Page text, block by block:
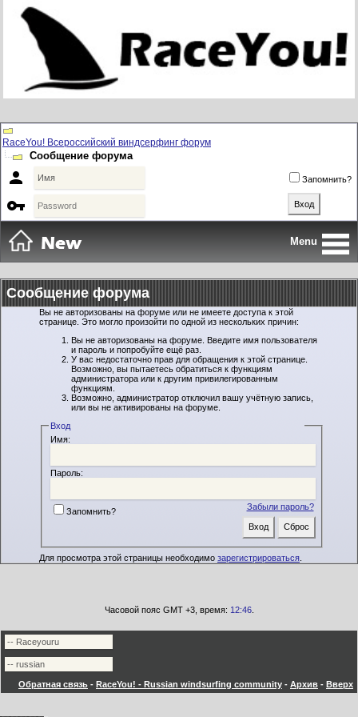
RaceYou! Всероссийский виндсерфинг форум
Сообщение форума
 Запомнить?

Menu
Сообщение форума
Вы не авторизованы на форуме или не имеете доступа к этой
странице. Это могло произойти по одной из нескольких причин:
Вы не авторизованы на форуме. Введите имя пользователя
и пароль и попробуйте ещё раз.
У вас недостаточно прав для обращения к этой странице.
Возможно, вы пытаетесь обратиться к функциям
администратора или к другим привилегированным
функциям.
Возможно, администратор отключил вашу учётную запись,
или вы не активированы на форуме.
Вход
Имя:
Пароль:
Забыли пароль?
Запомнить?
Для просмотра этой страницы необходимо зарегистрироваться
Часовой пояс GMT +3, время: 12:46.
Обратная связь - RaceYou! - Russian windsurfing community - Архив - Вверх